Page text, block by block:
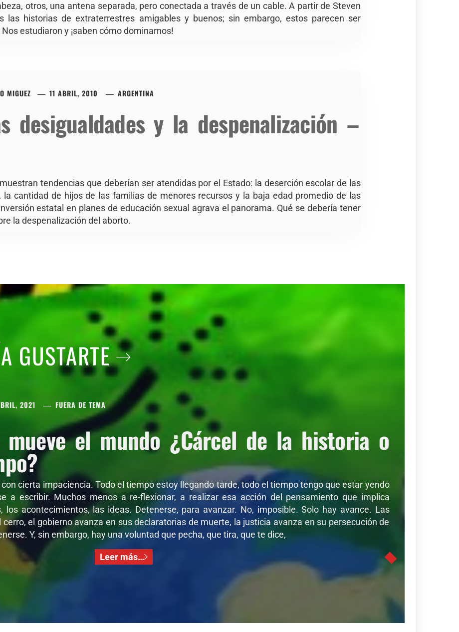
otros, una antena separada, pero conectada a través de un cable. A partir de Steven
las historias de extraterrestres amigables y buenos; sin embargo, estos parecen ser
estudiaron y ¡saben cómo dominarnos!
MIGUEZ 11 ABRIL, 2010 ARGENTINA
desigualdades y la despenalización –
tendencias que deberían ser atendidas por el Estado: la deserción escolar de las
la cantidad de hijos de las familias de menores recursos y la baja edad promedio de las
estatal en planes de educación sexual agrava el panorama. Qué se debería tener
la despenalización del aborto.
GUSTARTE
2021 FUERA DE TEMA
mueve el mundo ¿Cárcel de la historia o
cierta impaciencia. Todo el tiempo estoy llegando tarde, todo el tiempo tengo que estar yendo
a escribir. Muchos menos a re-flexionar, a realizar esa acción del pensamiento que implica
los acontecimientos, las ideas. Detenerse, para avanzar. No, imposible. Solo hay avance. Las
el gobierno avanza en sus declaratorias de muerte, la justicia avanza en su persecución de
Y, sin embargo, hay una voluntad que pecha, que tira, que te dice,
Leer más…